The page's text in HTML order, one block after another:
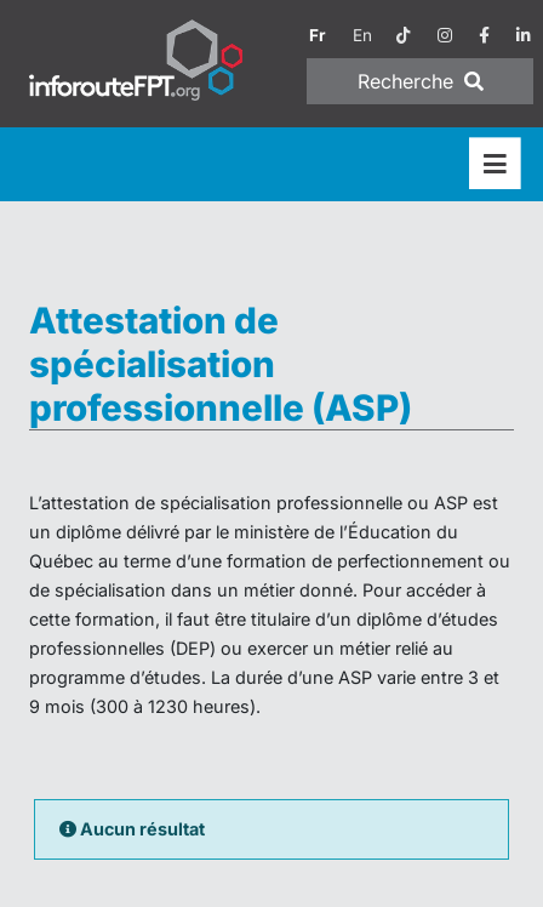
Fr En
Recherche
Attestation de
spécialisation
professionnelle (ASP)
L’attestation de spécialisation professionnelle ou ASP est
un diplôme délivré par le ministère de l’Éducation du
Québec au terme d’une formation de perfectionnement ou
de spécialisation dans un métier donné. Pour accéder à
cette formation, il faut être titulaire d’un diplôme d’études
professionnelles (DEP) ou exercer un métier relié au
programme d’études. La durée d’une ASP varie entre 3 et
9 mois (300 à 1230 heures).
Aucun résultat